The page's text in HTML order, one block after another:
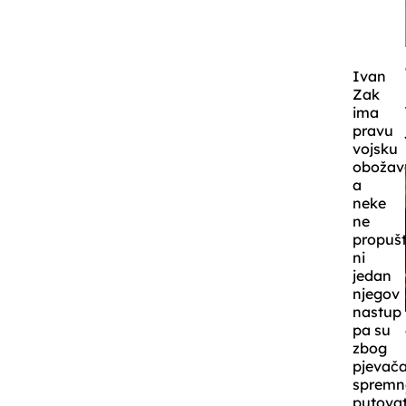
Ivan
Zak
ima
pravu
vojsku
a
neke
ne
ni
jedan
njegov
nastup
pa su
zbog